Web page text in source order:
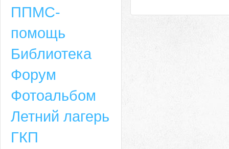
Адрес
6-49, электронный адрес: aja_70@mail.ru
ППМС-
помощь
Библиотека
Форум
Фотоальбом
Летний лагерь
ГКП